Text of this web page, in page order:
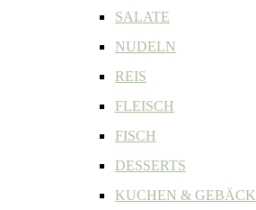
SALATE
NUDELN
REIS
FLEISCH
FISCH
DESSERTS
KUCHEN & GEBÄCK